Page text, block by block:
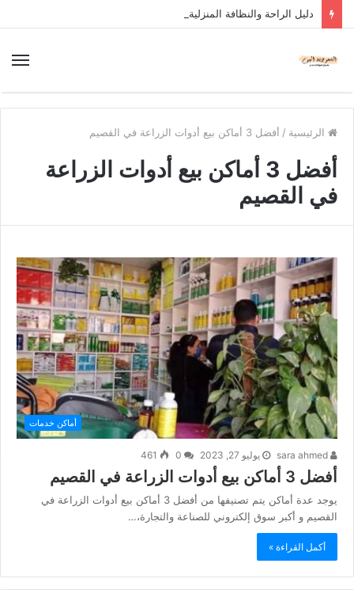
دليل الراحة والنظافة المنزلية
الرئيسية / أفضل 3 أماكن بيع أدوات الزراعة في القصيم
أفضل 3 أماكن بيع أدوات الزراعة
في القصيم
أماكن خدمات
يوليو 27, 2023 461
أفضل 3 أماكن بيع أدوات الزراعة في القصيم
يوجد عدة أماكن يتم تصنيفها من أفضل 3 أماكن بيع أدوات الزراعة في
القصيم و أكبر سوق إلكتروني للصناعة والتجارة،…
أكمل القراءة »